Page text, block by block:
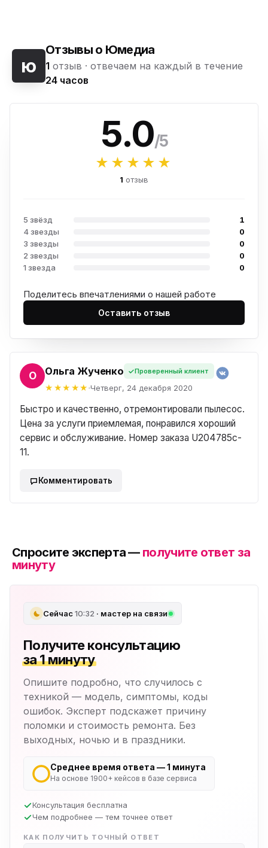
ю
Отзывы о Юмедиа
1 отзыв · отвечаем на каждый в течение
24 часов
5.0/5
★★★★★
1 отзыв
5 звёзд
1
4 звезды
0
3 звезды
0
2 звезды
0
1 звезда
0
Поделитесь впечатлениями о нашей работе
Оставить отзыв
Ольга Жученко Проверенный клиент
Четверг, 24 декабря 2020
Быстро и качественно, отремонтировали пылесос.
Цена за услуги приемлемая, понравился хороший
сервис и обслуживание. Номер заказа U204785c-
11.
Комментировать
Спросите эксперта — получите ответ за
минуту
Сейчас10:32 · мастер на связи
Получите консультацию
за 1 минуту
Опишите подробно, что случилось с
техникой — модель, симптомы, коды
ошибок. Эксперт подскажет причину
поломки и стоимость ремонта. Без
выходных, ночью и в праздники.
Среднее время ответа — 1 минута
На основе 1900+ кейсов в базе сервиса
Консультация бесплатна
Чем подробнее — тем точнее ответ
КАК ПОЛУЧИТЬ ТОЧНЫЙ ОТВЕТ